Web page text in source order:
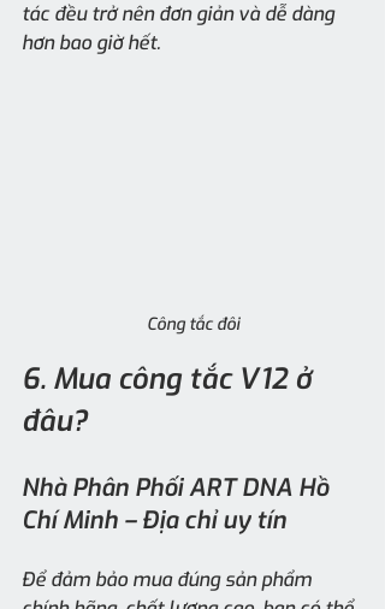
tác đều trở nên đơn giản và dễ dàng
hơn bao giờ hết.
Công tắc đôi
6. Mua công tắc V12 ở
đâu?
Nhà Phân Phối ART DNA Hồ
Chí Minh – Địa chỉ uy tín
Để đảm bảo mua đúng sản phẩm